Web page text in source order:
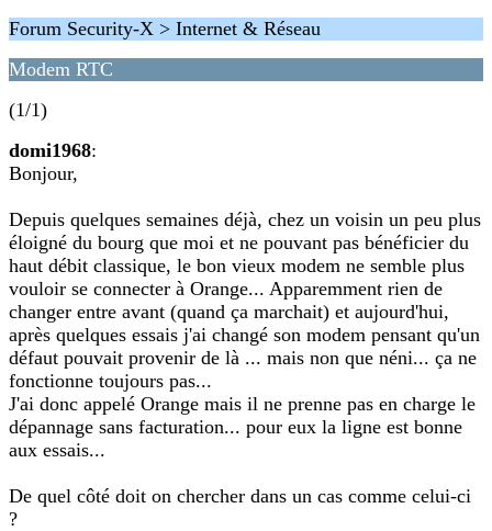
Forum Security-X > Internet & Réseau
Modem RTC
(1/1)
domi1968:
Bonjour,
Depuis quelques semaines déjà, chez un voisin un peu plus
éloigné du bourg que moi et ne pouvant pas bénéficier du
haut débit classique, le bon vieux modem ne semble plus
vouloir se connecter à Orange... Apparemment rien de
changer entre avant (quand ça marchait) et aujourd'hui,
après quelques essais j'ai changé son modem pensant qu'un
défaut pouvait provenir de là ... mais non que néni... ça ne
fonctionne toujours pas...
J'ai donc appelé Orange mais il ne prenne pas en charge le
dépannage sans facturation... pour eux la ligne est bonne
aux essais...
De quel côté doit on chercher dans un cas comme celui-ci
?